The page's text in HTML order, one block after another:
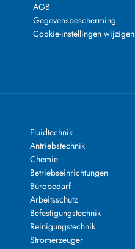
AGB
Gegevensbescherming
Cookie-instellingen wijzigen
Fluidtechnik
Antriebstechnik
Chemie
Betriebseinrichtungen
Bürobedarf
Arbeitsschutz
Befestigungstechnik
Reinigungstechnik
Stromerzeuger